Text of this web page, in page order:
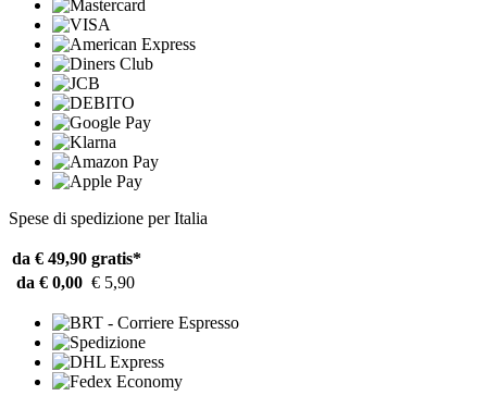
Spese di spedizione per Italia
da € 49,90 gratis*
da € 0,00 € 5,90